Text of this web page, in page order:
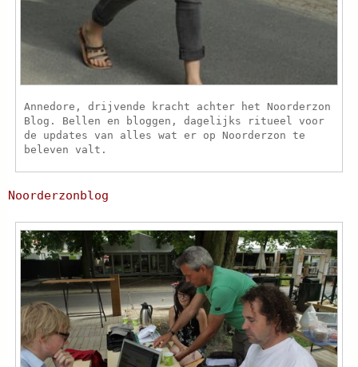
Annedore, drijvende kracht achter het Noorderzon
Blog. Bellen en bloggen, dagelijks ritueel voor
de updates van alles wat er op Noorderzon te
beleven valt.
Noorderzonblog